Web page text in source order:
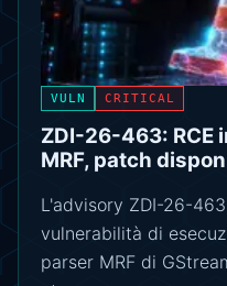
VULN CRITICAL
ZDI-26-463: RCE
MRF, patch
L'advisory ZDI-26-
vulnerabilità di
parser MRF di